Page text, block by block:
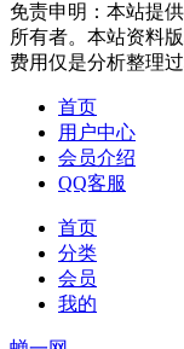
免责申明：本站提
所有者。本站资料
费用仅是分析整理
首页
用户中心
会员介绍
QQ客服
首页
分类
会员
我的